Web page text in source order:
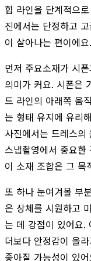
힙 라인을 단계적으
진에서는 단정하고
이 살아나는 편이에요.
먼저 주요소재가 시
의미가 커요. 시폰은
드 라인의 아래쪽 움
는 형태 유지에 유리
사진에서는 드레스
스냅촬영에서 중요한
이 소재 조합은 그 목
또 하나 눈여겨볼 부
은 상체를 시원하고
는 데 강점이 있어요.
더보다 안정감이 올
좋아질 가능성이 있